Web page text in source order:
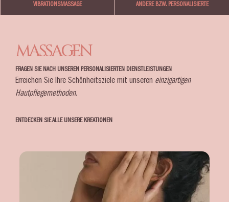
VIBRATIONSMASSAGE ANDERE BZW. PERSONALISIERTE
MASSAGEN
FRAGEN SIE NACH UNSEREN PERSONALISIERTEN DIENSTLEISTUNGEN
Erreichen Sie Ihre Schönheitsziele mit unseren einzigartigen
Hautpflegemethoden.
ENTDECKEN SIE ALLE UNSERE KREATIONEN